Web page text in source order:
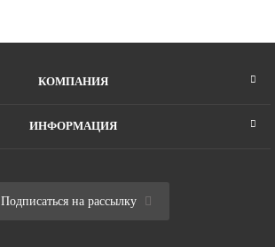
КОМПАНИЯ
ИНФОРМАЦИЯ
Подписаться на рассылку